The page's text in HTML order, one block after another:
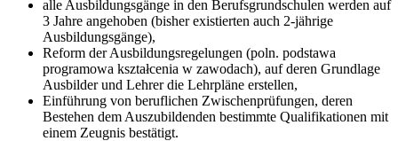
alle Ausbildungsgänge in den Berufsgrundschulen werden auf
3 Jahre angehoben (bisher existierten auch 2-jährige
Ausbildungsgänge),
Reform der Ausbildungsregelungen (poln. podstawa
programowa kształcenia w zawodach), auf deren Grundlage
Ausbilder und Lehrer die Lehrpläne erstellen,
Einführung von beruflichen Zwischenprüfungen, deren
Bestehen dem Auszubildenden bestimmte Qualifikationen mit
einem Zeugnis bestätigt.